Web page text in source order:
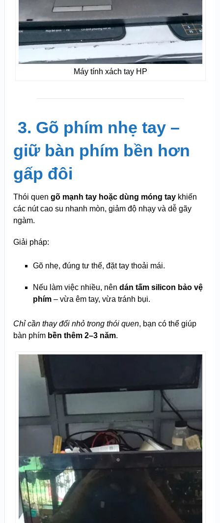
Máy tính xách tay HP
3. Gõ phím nhẹ tay –
giữ bàn phím bền hơn
gấp đôi
Thói quen gõ mạnh tay hoặc dùng móng taykhiến
các nút cao su nhanh mòn, giảm độ nhạy và dễ gãy
ngàm.
Giải pháp:
Gõ nhẹ, đúng tư thế, đặt tay thoải mái.
Nếu làm việc nhiều, nên dán tấm silicon bảo vệ
phím– vừa êm tay, vừa tránh bụi.
Chỉ cần thay đổi nhỏ trong thói quen, bạn có thể giúp
bàn phím bền thêm 2–3 năm.